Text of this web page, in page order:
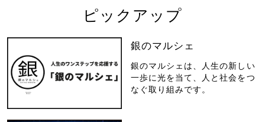
ピックアップ
銀のマルシェ
銀のマルシェは、人生の新しい
一歩に光を当て、人と社会をつ
なぐ取り組みです。